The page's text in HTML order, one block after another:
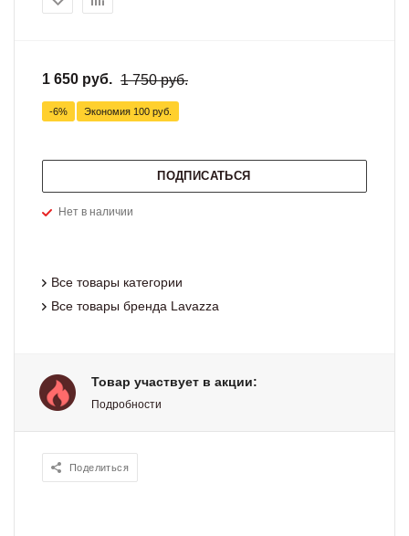
1 650 руб. 1 750 руб.
-6% Экономия 100 руб.
ПОДПИСАТЬСЯ
Нет в наличии
Все товары категории
Все товары бренда Lavazza
Товар участвует в акции:
Подробности
Поделиться